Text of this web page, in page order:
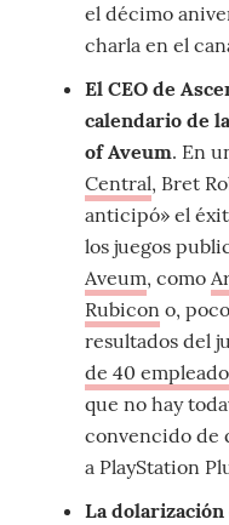
el décimo
charla en el
El CEO de
calendario de
of Aveum. En
Central, Bret
anticipó» el
los juegos
Aveum, como
Rubicon o,
resultados del
de 40
que no hay
convencido de
a PlayStation
La